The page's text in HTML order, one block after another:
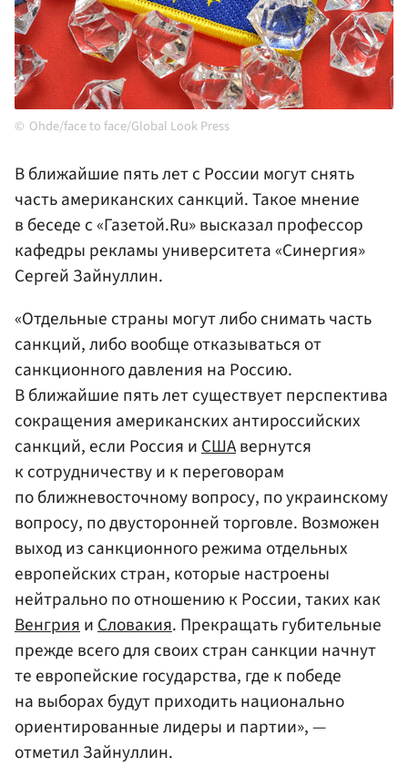
Ohde/face to face/Global Look Press
В ближайшие пять лет с России могут снять
часть американских санкций. Такое мнение
в беседе с «Газетой.Ru» высказал профессор
кафедры рекламы университета «Синергия»
Сергей Зайнуллин.
«Отдельные страны могут либо снимать часть
санкций, либо вообще отказываться от
санкционного давления на Россию.
В ближайшие пять лет существует перспектива
сокращения американских антироссийских
санкций, если Россия иСШАвернутся
к сотрудничеству и к переговорам
по ближневосточному вопросу, по украинскому
вопросу, по двусторонней торговле. Возможен
выход из санкционного режима отдельных
европейских стран, которые настроены
нейтрально по отношению к России, таких как
ВенгрияиСловакия. Прекращать губительные
прежде всего для своих стран санкции начнут
те европейские государства, где к победе
на выборах будут приходить национально
ориентированные лидеры и партии», —
отметил Зайнуллин.